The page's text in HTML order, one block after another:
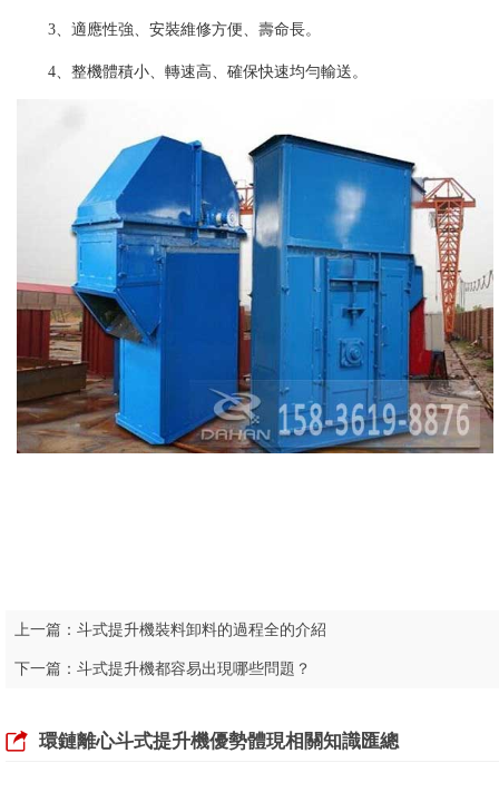
3、適應性強、安裝維修方便、壽命長。
4、整機體積小、轉速高、確保快速均勻輸送。
上一篇： 斗式提升機裝料卸料的過程全的介紹
下一篇： 斗式提升機都容易出現哪些問題？
環鏈離心斗式提升機優勢體現相關知識匯總